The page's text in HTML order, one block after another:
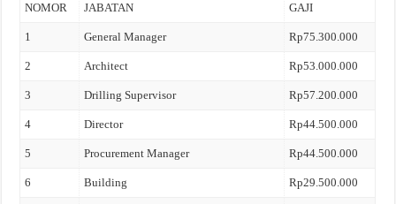
NOMOR JABATAN GAJI
1 General Manager Rp75.300.000
2 Architect Rp53.000.000
3 Drilling Supervisor Rp57.200.000
4 Director Rp44.500.000
5 Procurement Manager Rp44.500.000
6 Building Rp29.500.000